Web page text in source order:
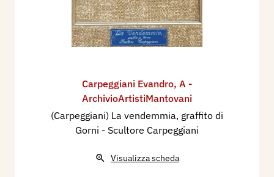
Carpeggiani Evandro, A -
ArchivioArtistiMantovani
(Carpeggiani) La vendemmia, graffito di
Gorni - Scultore Carpeggiani
Visualizza scheda